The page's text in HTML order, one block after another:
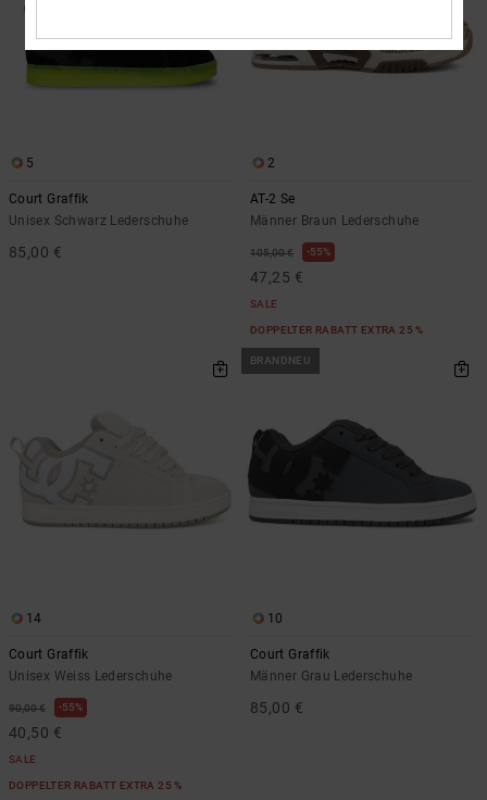
5
Court Graffik
Unisex Schwarz Lederschuhe
85,00 €
2
AT-2 Se
Männer Braun Lederschuhe
105,00 € 55%
47,25 €
SALE
DOPPELTER RABATT EXTRA 25 %
14
Court Graffik
Unisex Weiss Lederschuhe
90,00 € 55%
40,50 €
SALE
DOPPELTER RABATT EXTRA 25 %
BRANDNEU
10
Court Graffik
Männer Grau Lederschuhe
85,00 €